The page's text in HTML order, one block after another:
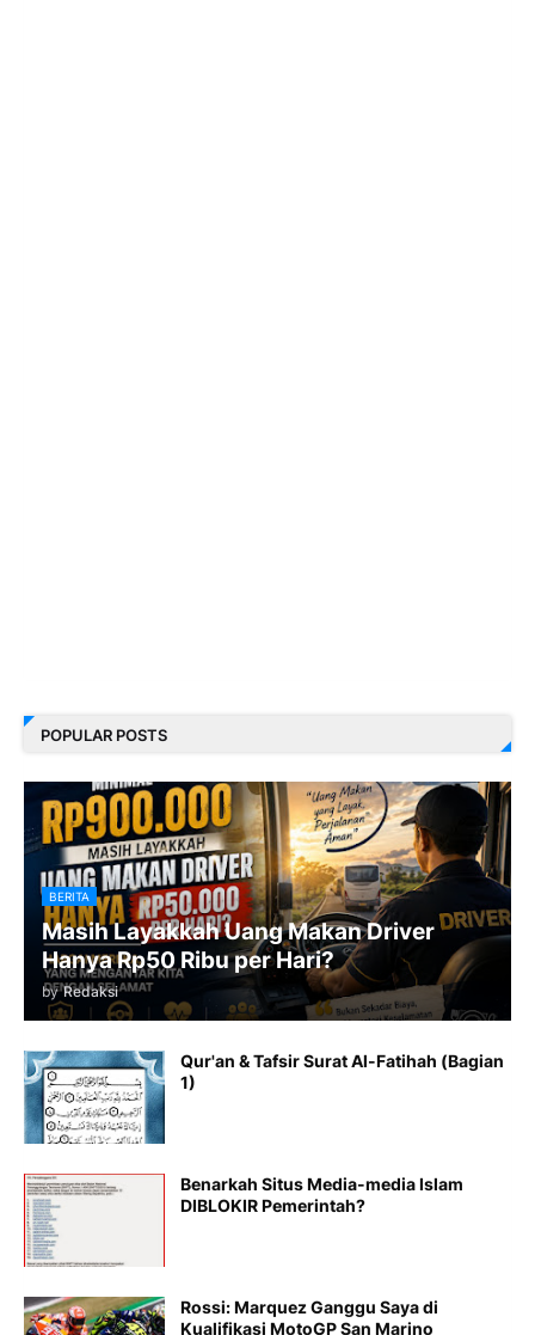
POPULAR POSTS
BERITA
Masih Layakkah Uang Makan Driver
Hanya Rp50 Ribu per Hari?
by Redaksi
Qur'an & Tafsir Surat Al-Fatihah (Bagian
1)
Benarkah Situs Media-media Islam
DIBLOKIR Pemerintah?
Rossi: Marquez Ganggu Saya di
Kualifikasi MotoGP San Marino